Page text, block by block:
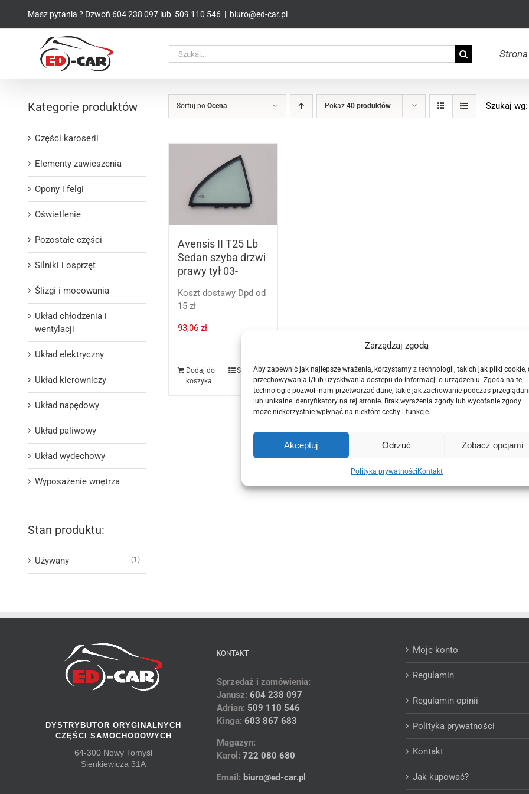
Zarządzaj zgodą
Aby zapewnić jak najlepsze wrażenia, korzystamy z technologii, takich jak pliki cookie,
przechowywania i/lub uzyskiwania dostępu do informacji o urządzeniu. Zgoda na te
technologie pozwoli nam przetwarzać dane, takie jak zachowanie podczas
lub unikalne identyfikatory na tej stronie. Brak wyrażenia zgody lub wycofanie zgody
może niekorzystnie wpłynąć na niektóre cechy i funkcje.
Akceptuj Odrzuć Zobacz opcjami
Polityka prywatności Kontakt
zawartości
Masz pytania ? Dzwoń 604 238 097 lub 509 110 546 | biuro@ed-car.pl
Strona
Sortuj po Ocena Pokaż 40 produktów Szukaj wg:
Avensis II T25 Lb
Sedan szyba drzwi
prawy tył 03-
Koszt dostawy Dpd od
15 zł
93,06 zł
Dodaj do
koszyka
Szczegóły
Kategorie produktów
Części karoserii
Elementy zawieszenia
Opony i felgi
Oświetlenie
Pozostałe części
Silniki i osprzęt
Ślizgi i mocowania
Układ chłodzenia i
wentylacji
Układ elektryczny
Układ kierowniczy
Układ napędowy
Układ paliwowy
Układ wydechowy
Wyposażenie wnętrza
Stan produktu:
Używany (1)
DYSTRYBUTOR ORYGINALNYCH
CZĘŚCI SAMOCHODOWYCH
64-300 Nowy Tomyśl
Sienkiewicza 31A
KONTAKT
Sprzedaż i zamówienia:
Janusz: 604 238 097
Adrian: 509 110 546
Kinga: 603 867 683
Magazyn:
Karol: 722 080 680
Email: biuro@ed-car.pl
Moje konto
Regulamin
Regulamin opinii
Polityka prywatności
Kontakt
Jak kupować?